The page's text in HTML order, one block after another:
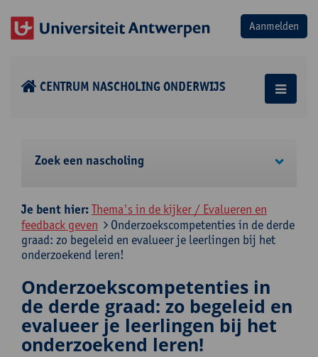
CENTRUM NASCHOLING ONDERWIJS
Zoek een nascholing
Je bent hier:Thema's in de kijker / Evalueren en
feedback geven
Onderzoekscompetenties in de derde
graad: zo begeleid en evalueer je leerlingen bij het
onderzoekend leren!
Onderzoekscompetenties in
de derde graad: zo begeleid en
evalueer je leerlingen bij het
onderzoekend leren!